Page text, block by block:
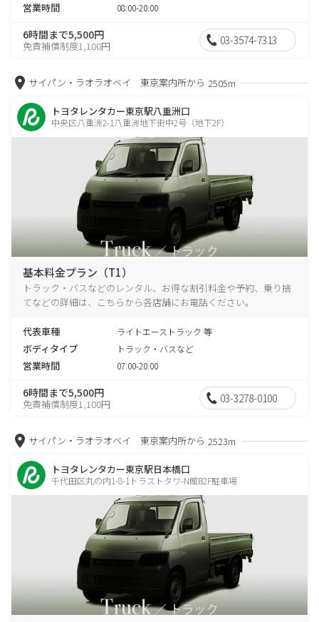
営業時間 08:00-20:00
6時間まで5,500円
免責補償制度1,100円 03-3574-7313
サイパン・ラオラオベイ 東京案内所から 2505m
トヨタレンタカー東京駅八重洲口
中央区八重洲2-1八重洲地下街中2号（地下2F）
基本料金プラン（T1）
トラック・バスなどのレンタル、お得な割引料金や予約、乗り捨
てなどの詳細は、こちらから各店舗にお電話ください。
代表車種 ライトエーストラック 等
ボディタイプ トラック・バスなど
営業時間 07:00-20:00
6時間まで5,500円
免責補償制度1,100円 03-3278-0100
サイパン・ラオラオベイ 東京案内所から 2523m
トヨタレンタカー東京駅日本橋口
千代田区丸の内1-8-1トラストタワ-N館B2F駐車場